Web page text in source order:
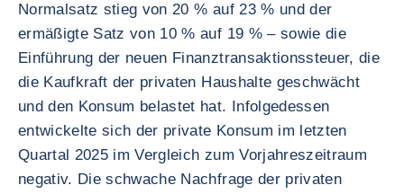
Normalsatz stieg von 20 % auf 23 % und der
ermäßigte Satz von 10 % auf 19 % – sowie die
Einführung der neuen Finanztransaktionssteuer, die
die Kaufkraft der privaten Haushalte geschwächt
und den Konsum belastet hat. Infolgedessen
entwickelte sich der private Konsum im letzten
Quartal 2025 im Vergleich zum Vorjahreszeitraum
negativ. Die schwache Nachfrage der privaten